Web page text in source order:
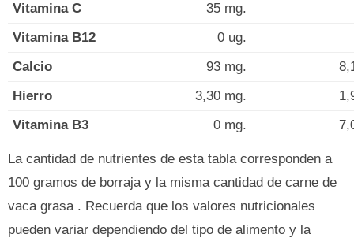
Vitamina C
35 mg.
Vitamina B12
0 ug.
Calcio
93 mg.
Hierro
3,30 mg.
Vitamina B3
0 mg.
La cantidad de nutrientes de esta tabla corresponden a
100 gramos de borraja y la misma cantidad de carne de
vaca grasa . Recuerda que los valores nutricionales
pueden variar dependiendo del tipo de alimento y la